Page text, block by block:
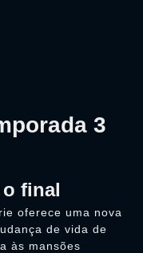
3
final
oferece uma nova
de vida de
às mansões